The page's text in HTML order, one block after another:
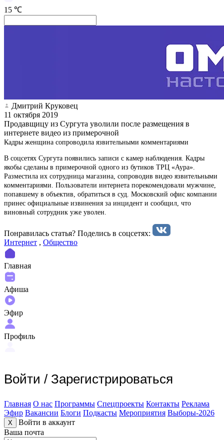
15 ℃
Дмитрий Круковец
11 октября 2019
Продавщицу из Сургута уволили после размещения в
интернете видео из примерочной
Кадры женщина сопроводила язвительными комментариями
В соцсетях Сургута появились записи с камер наблюдения. Кадры
якобы сделаны в примерочной одного из бутиков ТРЦ «Аура».
Разместила их сотрудница магазина, сопроводив видео язвительными
комментариями. Пользователи интернета порекомендовали мужчине,
попавшему в объектив, обратиться в суд. Московский офис компании
принес официальные извинения за инцидент и сообщил, что
виновный сотрудник уже уволен.
Понравилась статья? Поделиcь в соцсетях:
Интернет , Общество
Главная
Афиша
Эфир
Профиль
Войти / Зарегистрироваться
Главная О нас Программы Спецпроекты Контакты Реклама
Эфир Вакансии Блоги Подкасты Мероприятия Выборы-2026
X
Войти в аккаунт
Ваша почта